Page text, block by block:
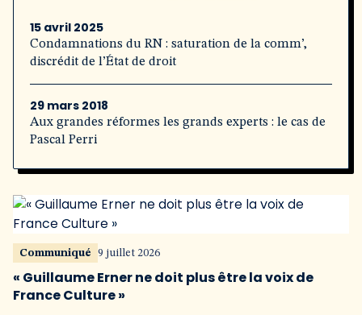
15 avril 2025
Condamnations du RN : saturation de la comm’,
discrédit de l’État de droit
29 mars 2018
Aux grandes réformes les grands experts : le cas de
Pascal Perri
Communiqué 9 juillet 2026
« Guillaume Erner ne doit plus être la voix de
France Culture »